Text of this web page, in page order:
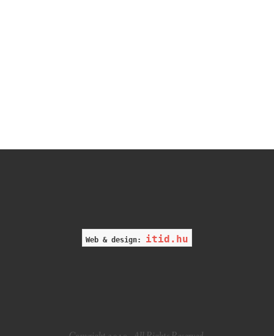
Web & design: itid.hu